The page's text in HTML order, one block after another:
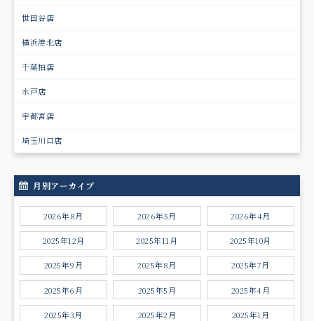
世田谷店
横浜港北店
千葉柏店
水戸店
宇都宮店
埼玉川口店
月別アーカイブ
2026年8月 2026年5月 2026年4月
2025年12月 2025年11月 2025年10月
2025年9月 2025年8月 2025年7月
2025年6月 2025年5月 2025年4月
2025年3月 2025年2月 2025年1月